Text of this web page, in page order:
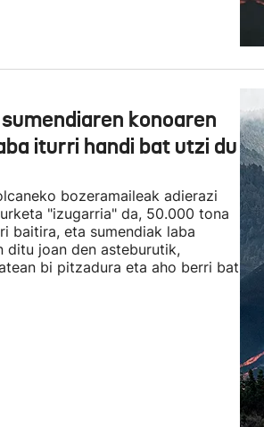
konoaren
iturri handi bat utzi du
bozeramaileak adierazi
"izugarria" da, 50.000 tona
baitira, eta sumendiak laba
ditu joan den asteburutik,
bi pitzadura eta aho berri bat